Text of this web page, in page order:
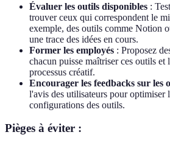
Évaluer les outils disponibles :
trouver ceux qui correspondent le
exemple, des outils comme Notion
une trace des idées en cours.
Former les employés : Proposez
chacun puisse maîtriser ces outils et
processus créatif.
Encourager les feedbacks sur les
l'avis des utilisateurs pour optimiser
configurations des outils.
Pièges à éviter :